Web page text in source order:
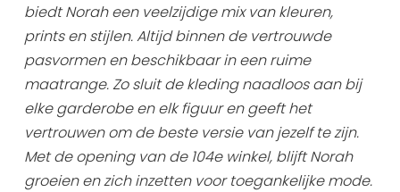
Citygame Escapegame Sneek
Webcams
De leukste routes
Interactieve plattegrond van Sneek
Winkelen in Sneek
Bootverhuur
biedt Norah een veelzijdige mix van kleuren,
prints en stijlen. Altijd binnen de vertrouwde
pasvormen en beschikbaar in een ruime
maatrange. Zo sluit de kleding naadloos aan bij
elke garderobe en elk figuur en geeft het
vertrouwen om de beste versie van jezelf te zijn.
Met de opening van de 104e winkel, blijft Norah
groeien en zich inzetten voor toegankelijke mode.